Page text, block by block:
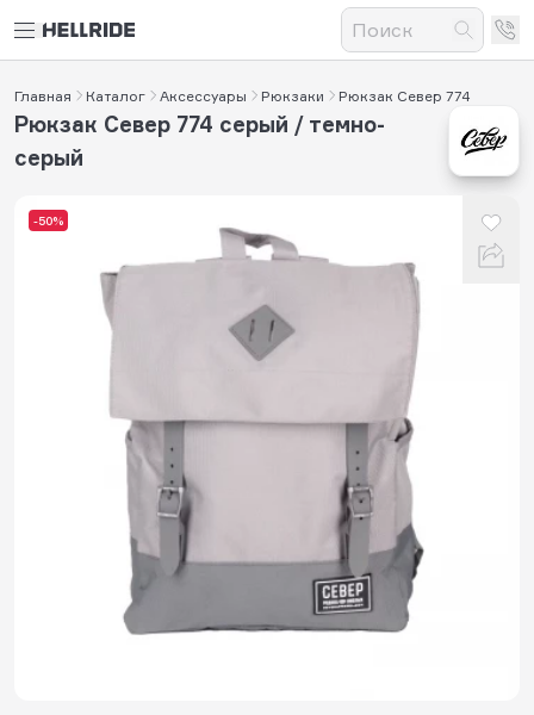
Главная Каталог Аксессуары Рюкзаки Рюкзак Север 774
-50%
Рюкзак Север 774 серый / темно-
серый